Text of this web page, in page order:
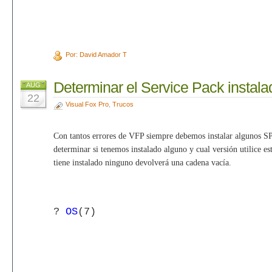
Por: David Amador T
AUG
22
Determinar el Service Pack
Visual Fox Pro, Trucos
Con tantos errores de VFP siempre debemos instalar algunos
determinar si tenemos instalado alguno y cual versión utilice
tiene instalado ninguno devolverá una cadena vacía.
? OS(7)